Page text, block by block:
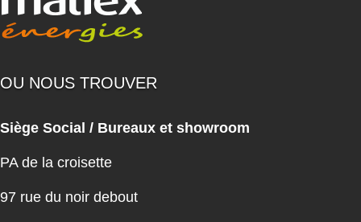
OU NOUS TROUVER
Siège Social / Bureaux et showroom
PA de la croisette
97 rue du noir debout